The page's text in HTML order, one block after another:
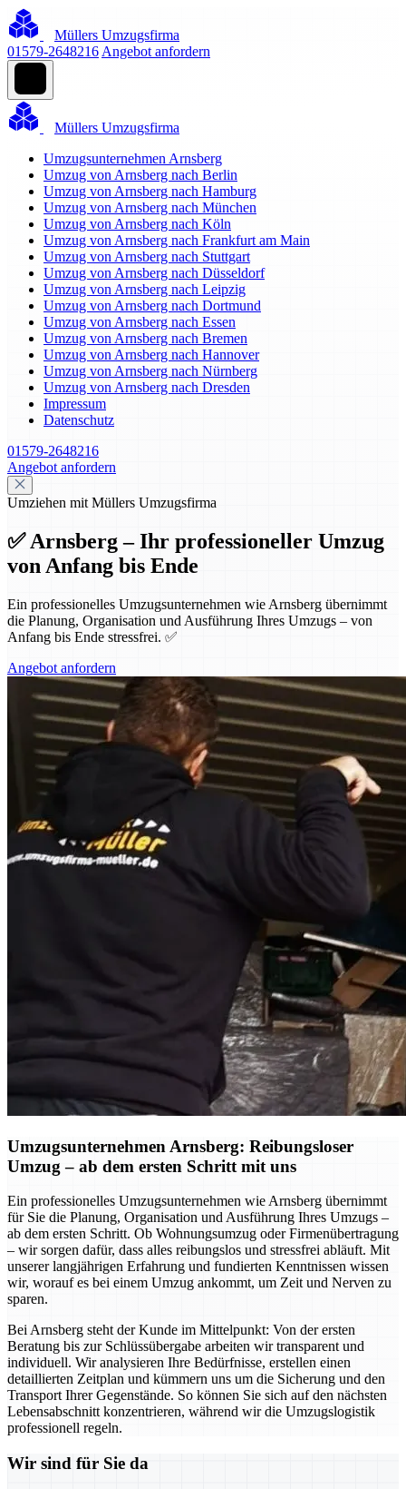
Müllers Umzugsfirma
01579-2648216 Angebot anfordern
Müllers Umzugsfirma
Umzugsunternehmen Arnsberg
Umzug von Arnsberg nach Berlin
Umzug von Arnsberg nach Hamburg
Umzug von Arnsberg nach München
Umzug von Arnsberg nach Köln
Umzug von Arnsberg nach Frankfurt am Main
Umzug von Arnsberg nach Stuttgart
Umzug von Arnsberg nach Düsseldorf
Umzug von Arnsberg nach Leipzig
Umzug von Arnsberg nach Dortmund
Umzug von Arnsberg nach Essen
Umzug von Arnsberg nach Bremen
Umzug von Arnsberg nach Hannover
Umzug von Arnsberg nach Nürnberg
Umzug von Arnsberg nach Dresden
Impressum
Datenschutz
01579-2648216
Angebot anfordern
Umziehen mit Müllers Umzugsfirma
✅ Arnsberg – Ihr professioneller Umzug
von Anfang bis Ende
Ein professionelles Umzugsunternehmen wie Arnsberg übernimmt
die Planung, Organisation und Ausführung Ihres Umzugs – von
Anfang bis Ende stressfrei. ✅
Angebot anfordern
Umzugsunternehmen Arnsberg: Reibungsloser
Umzug – ab dem ersten Schritt mit uns
Ein professionelles Umzugsunternehmen wie Arnsberg übernimmt
für Sie die Planung, Organisation und Ausführung Ihres Umzugs –
ab dem ersten Schritt. Ob Wohnungsumzug oder Firmenübertragung
– wir sorgen dafür, dass alles reibungslos und stressfrei abläuft. Mit
unserer langjährigen Erfahrung und fundierten Kenntnissen wissen
wir, worauf es bei einem Umzug ankommt, um Zeit und Nerven zu
sparen.
Bei Arnsberg steht der Kunde im Mittelpunkt: Von der ersten
Beratung bis zur Schlüssübergabe arbeiten wir transparent und
individuell. Wir analysieren Ihre Bedürfnisse, erstellen einen
detaillierten Zeitplan und kümmern uns um die Sicherung und den
Transport Ihrer Gegenstände. So können Sie sich auf den nächsten
Lebensabschnitt konzentrieren, während wir die Umzugslogistik
professionell regeln.
Wir sind für Sie da